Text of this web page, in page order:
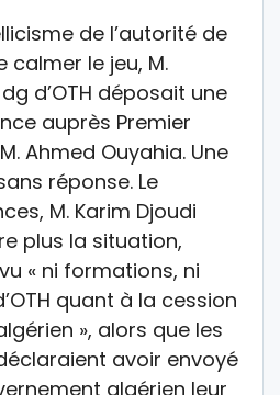
de l’autorité de
le jeu, M.
d’OTH déposait une
auprès Premier
Ahmed Ouyahia. Une
réponse. Le
M. Karim Djoudi
plus la situation,
« ni formations, ni
quant à la cession
», alors que les
avoir envoyé
algérien leur